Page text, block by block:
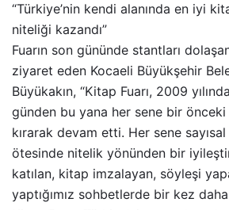
“Türkiye’nin kendi alanında en iyi
niteliği kazandı”
Fuarın son gününde stantları
ziyaret eden Kocaeli Büyükşehir
Büyükakın, “Kitap Fuarı, 2009
günden bu yana her sene bir
kırarak devam etti. Her sene
ötesinde nitelik yönünden bir
katılan, kitap imzalayan, söyleşi
yaptığımız sohbetlerde bir kez